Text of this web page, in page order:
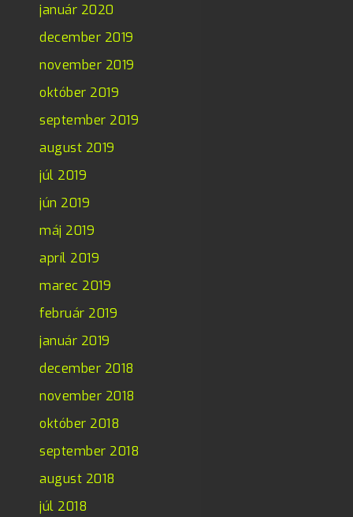
január 2020
december 2019
november 2019
október 2019
september 2019
august 2019
júl 2019
jún 2019
máj 2019
apríl 2019
marec 2019
február 2019
január 2019
december 2018
november 2018
október 2018
september 2018
august 2018
júl 2018